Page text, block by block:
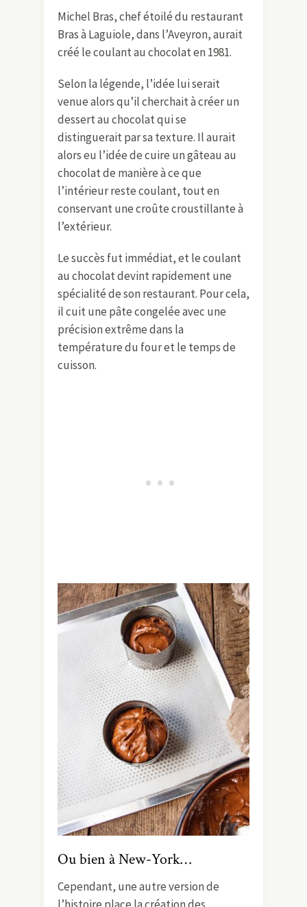
Michel Bras, chef étoilé du restaurant
Bras à Laguiole, dans l’Aveyron, aurait
créé le coulant au chocolat en 1981.
Selon la légende, l’idée lui serait
venue alors qu’il cherchait à créer un
dessert au chocolat qui se
distinguerait par sa texture. Il aurait
alors eu l’idée de cuire un gâteau au
chocolat de manière à ce que
l’intérieur reste coulant, tout en
conservant une croûte croustillante à
l’extérieur.
Le succès fut immédiat, et le coulant
au chocolat devint rapidement une
spécialité de son restaurant. Pour cela,
il cuit une pâte congelée avec une
précision extrême dans la
température du four et le temps de
cuisson.
Ou bien à New-York…
Cependant, une autre version de